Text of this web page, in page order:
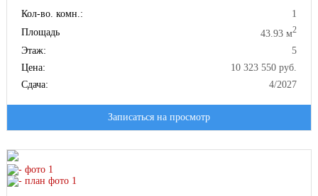
Кол-во. комн.:
1
Площадь
43.93 м2
Этаж:
5
Цена:
10 323 550 руб.
Сдача:
4/2027
Записаться на просмотр